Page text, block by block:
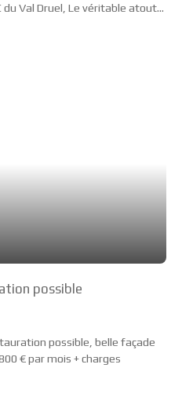
du Val Druel, Le véritable atout
restauration Au Bureau,.....
compose d'une surface de
possible
possible, belle façade
€ par mois + charges